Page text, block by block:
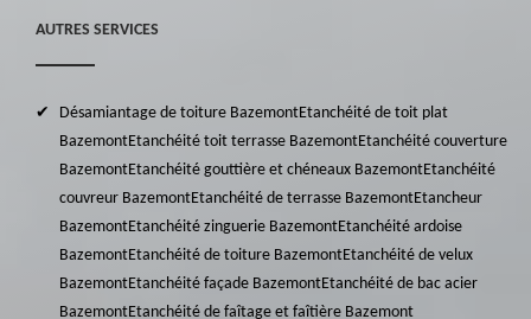
AUTRES SERVICES
Désamiantage de toiture BazemontEtanchéité de toit plat
BazemontEtanchéité toit terrasse BazemontEtanchéité couverture
BazemontEtanchéité gouttière et chéneaux BazemontEtanchéité
couvreur BazemontEtanchéité de terrasse BazemontEtancheur
BazemontEtanchéité zinguerie BazemontEtanchéité ardoise
BazemontEtanchéité de toiture BazemontEtanchéité de velux
BazemontEtanchéité façade BazemontEtanchéité de bac acier
BazemontEtanchéité de faîtage et faîtière Bazemont